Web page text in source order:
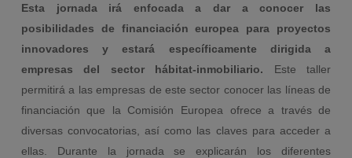
Esta jornada irá enfocada a dar a conocer las
posibilidades de financiación europea para proyectos
innovadores y estará específicamente dirigida a
empresas del sector hábitat-inmobiliario. Este taller
permitirá a las empresas de este sector conocer las líneas de
financiación que la Comisión Europea ofrece a través de
diversas convocatorias, así como las claves para acceder a
ellas. Durante la jornada se explicarán los diferentes